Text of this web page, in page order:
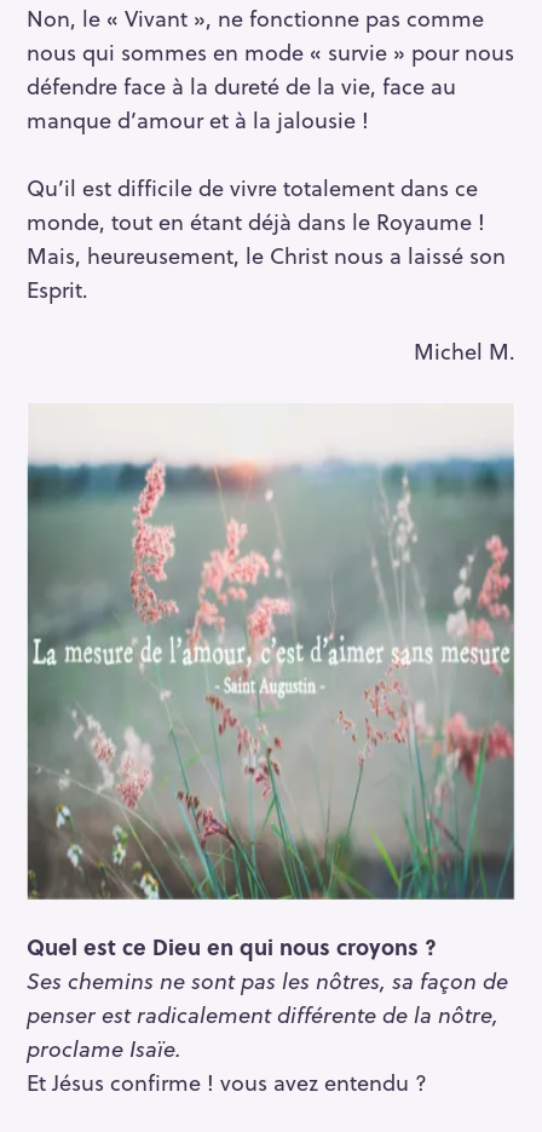
Non, le « Vivant », ne fonctionne pas comme
nous qui sommes en mode « survie » pour nous
défendre face à la dureté de la vie, face au
manque d’amour et à la jalousie !
Qu’il est difficile de vivre totalement dans ce
monde, tout en étant déjà dans le Royaume !
Mais, heureusement, le Christ nous a laissé son
Esprit.
Michel M.
Quel est ce Dieu en qui nous croyons ?
Ses chemins ne sont pas les nôtres, sa façon de
penser est radicalement différente de la nôtre,
proclame Isaïe.
Et Jésus confirme ! vous avez entendu ?